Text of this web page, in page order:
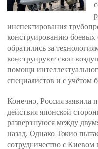
инспектирования
конструированию
обратились за
конструируют свои
помощи
специалистов и с учётом
Конечно, Россия заявила
действия японской
разверзшуюся между
назад. Однако Токио
сотрудничество с